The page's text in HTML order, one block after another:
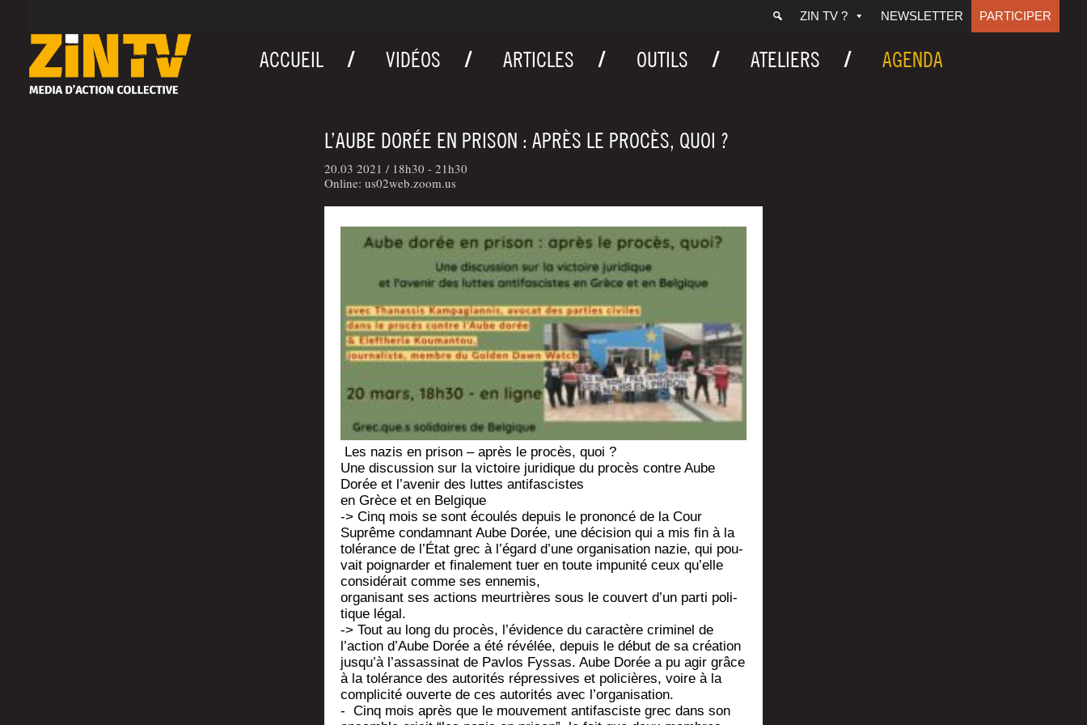
ZIN TV ? NEWSLETTER PARTICIPER
ACCUEIL VIDÉOS ARTICLES OUTILS ATELIERS AGENDA
L’AUBE DORÉE EN PRISON : APRÈS LE PROCÈS, QUOI ?
20.03 2021 / 18h30 - 21h30
Online: us02web.zoom.us
Les nazis en pri­son – après le pro­cès, quoi ?
Une dis­cus­sion sur la vic­toire juri­dique du pro­cès contre Aube
Dorée et l’avenir des luttes antifascistes
en Grèce et en Belgique
-> Cinq mois se sont écou­lés depuis le pro­non­cé de la Cour
Suprême condam­nant Aube Dorée, une déci­sion qui a mis fin à la
tolé­rance de l’É­tat grec à l’é­gard d’une orga­ni­sa­tion nazie, qui pou­
vait poi­gnar­der et fina­le­ment tuer en toute impu­ni­té ceux qu’elle
consi­dé­rait comme ses ennemis,
orga­ni­sant ses actions meur­trières sous le cou­vert d’un par­ti poli­
tique légal.
-> Tout au long du pro­cès, l’évidence du carac­tère cri­mi­nel de
l’action d’Aube Dorée a été révé­lée, depuis le début de sa créa­tion
jus­qu’à l’as­sas­si­nat de Pav­los Fys­sas. Aube Dorée a pu agir grâce
à la tolé­rance des auto­ri­tés répres­sives et poli­cières, voire à la
com­pli­ci­té ouverte de ces auto­ri­tés avec l’organisation.
- Cinq mois après que le mou­ve­ment anti­fas­ciste grec dans son